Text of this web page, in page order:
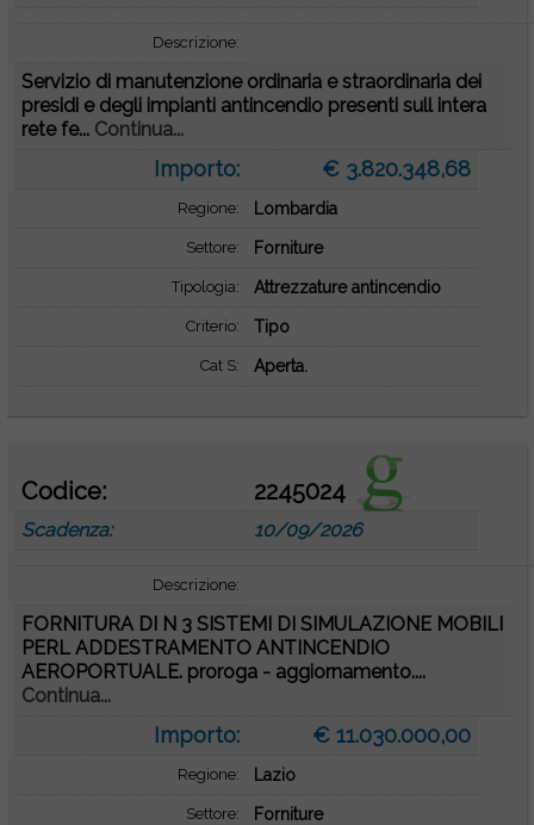
Descrizione:
Servizio di manutenzione ordinaria e straordinaria dei
presidi e degli impianti antincendio presenti sull intera
rete fe... Continua...
Importo: € 3.820.348,68
Regione: Lombardia
Settore: Forniture
Tipologia: Attrezzature antincendio
Criterio: Tipo
Cat S: Aperta.
Codice: 2245024
Scadenza: 10/09/2026
Descrizione:
FORNITURA DI N 3 SISTEMI DI SIMULAZIONE MOBILI
PERL ADDESTRAMENTO ANTINCENDIO
AEROPORTUALE. proroga - aggiornamento....
Continua...
Importo: € 11.030.000,00
Regione: Lazio
Settore: Forniture